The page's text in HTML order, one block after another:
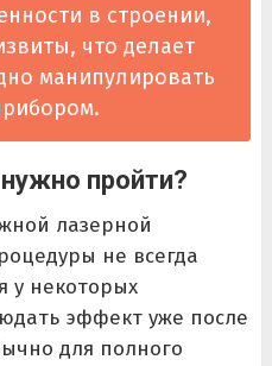
в строении,
что делает
манипулировать
пройти?
лазерной
не всегда
у некоторых
эффект уже после
для полного